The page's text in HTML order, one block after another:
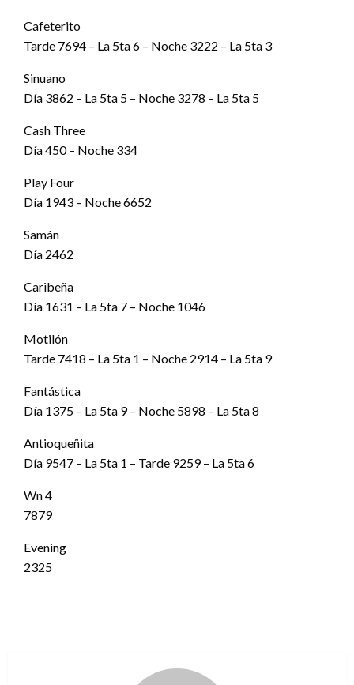
Cafeterito
Tarde 7694 – La 5ta 6 – Noche 3222 – La 5ta 3
Sinuano
Día 3862 – La 5ta 5 – Noche 3278 – La 5ta 5
Cash Three
Día 450 – Noche 334
Play Four
Día 1943 – Noche 6652
Samán
Día 2462
Caribeña
Día 1631 – La 5ta 7 – Noche 1046
Motilón
Tarde 7418 – La 5ta 1 – Noche 2914 – La 5ta 9
Fantástica
Día 1375 – La 5ta 9 – Noche 5898 – La 5ta 8
Antioqueñita
Día 9547 – La 5ta 1 – Tarde 9259 – La 5ta 6
Wn 4
7879
Evening
2325